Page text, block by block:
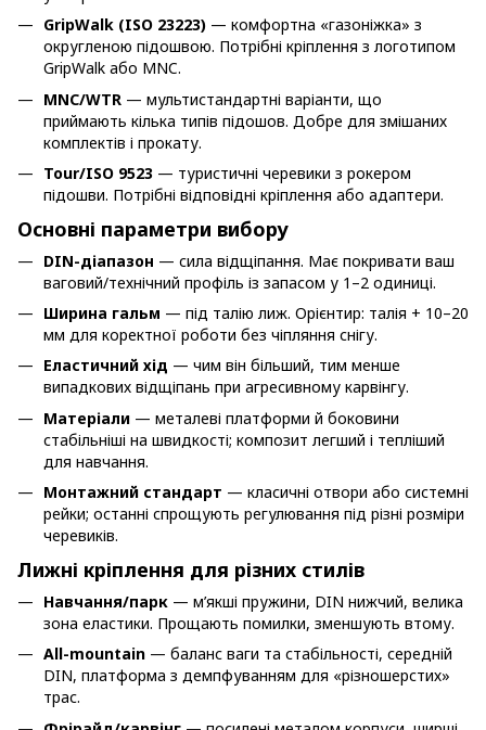
GripWalk (ISO 23223) — комфортна «газоніжка» з
округленою підошвою. Потрібні кріплення з логотипом
GripWalk або MNC.
MNC/WTR — мультистандартні варіанти, що
приймають кілька типів підошов. Добре для змішаних
комплектів і прокату.
Tour/ISO 9523 — туристичні черевики з рокером
підошви. Потрібні відповідні кріплення або адаптери.
Основні параметри вибору
DIN-діапазон — сила відщіпання. Має покривати ваш
ваговий/технічний профіль із запасом у 1–2 одиниці.
Ширина гальм — під талію лиж. Орієнтир: талія + 10–20
мм для коректної роботи без чіпляння снігу.
Еластичний хід — чим він більший, тим менше
випадкових відщіпань при агресивному карвінгу.
Матеріали — металеві платформи й боковини
стабільніші на швидкості; композит легший і тепліший
для навчання.
Монтажний стандарт — класичні отвори або системні
рейки; останні спрощують регулювання під різні розміри
черевиків.
Лижні кріплення для різних стилів
Навчання/парк — м’якші пружини, DIN нижчий, велика
зона еластики. Прощають помилки, зменшують втому.
All-mountain — баланс ваги та стабільності, середній
DIN, платформа з демпфуванням для «різношерстих»
трас.